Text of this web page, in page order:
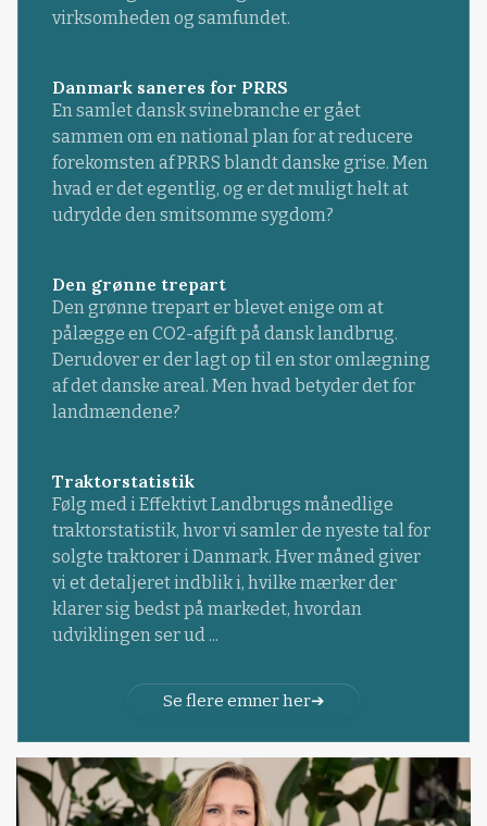
virksomheden og samfundet.
Danmark saneres for PRRS
En samlet dansk svinebranche er gået
sammen om en national plan for at reducere
forekomsten af PRRS blandt danske grise. Men
hvad er det egentlig, og er det muligt helt at
udrydde den smitsomme sygdom?
Den grønne trepart
Den grønne trepart er blevet enige om at
pålægge en CO2-afgift på dansk landbrug.
Derudover er der lagt op til en stor omlægning
af det danske areal. Men hvad betyder det for
landmændene?
Traktorstatistik
Følg med i Effektivt Landbrugs månedlige
traktorstatistik, hvor vi samler de nyeste tal for
solgte traktorer i Danmark. Hver måned giver
vi et detaljeret indblik i, hvilke mærker der
klarer sig bedst på markedet, hvordan
udviklingen ser ud ...
Se flere emner her